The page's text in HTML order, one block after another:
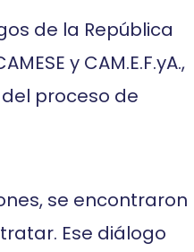
de la República
y CAM.E.F.yA.,
proceso de
se encontraron
Ese diálogo